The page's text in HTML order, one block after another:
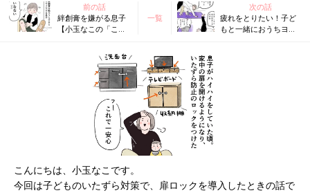
前の話
絆創膏を嫌がる息子
【小玉なこの「こん
一覧
次の話
疲れをとりたい！子ど
もと一緒におうちヨガ
こんにちは、小玉なこです。
今回は子どものいたずら対策で、扉ロックを導入したときの話で